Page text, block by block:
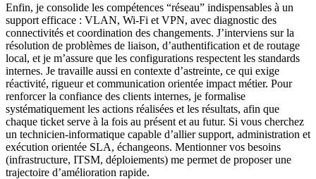
Enfin, je consolide les compétences “réseau” indispensables à un
support efficace : VLAN, Wi‑Fi et VPN, avec diagnostic des
connectivités et coordination des changements. J’interviens sur la
résolution de problèmes de liaison, d’authentification et de routage
local, et je m’assure que les configurations respectent les standards
internes. Je travaille aussi en contexte d’astreinte, ce qui exige
réactivité, rigueur et communication orientée impact métier. Pour
renforcer la confiance des clients internes, je formalise
systématiquement les actions réalisées et les résultats, afin que
chaque ticket serve à la fois au présent et au futur. Si vous cherchez
un technicien-informatique capable d’allier support, administration et
exécution orientée SLA, échangeons. Mentionner vos besoins
(infrastructure, ITSM, déploiements) me permet de proposer une
trajectoire d’amélioration rapide.